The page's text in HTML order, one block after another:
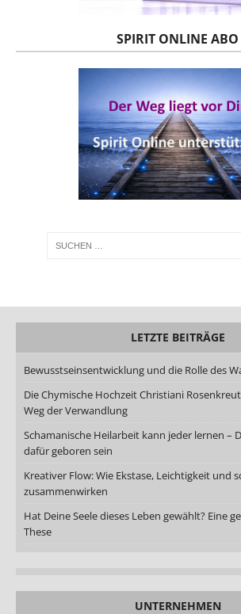
SPIRIT ONLINE ABO
LETZTE BEITRÄGE
Bewusstseinsentwicklung und die Rolle des
Die Chymische Hochzeit Christiani
Weg der Verwandlung
Schamanische Heilarbeit kann jeder lernen –
dafür geboren sein
Kreativer Flow: Wie Ekstase, Leichtigkeit und
zusammenwirken
Hat Deine Seele dieses Leben gewählt? Eine
These
UNTERNEHMEN